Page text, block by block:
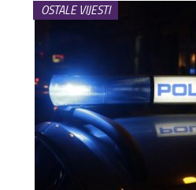
OSTALE VIJESTI